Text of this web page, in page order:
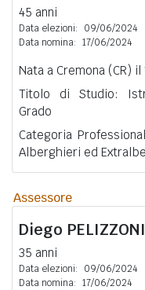
45 anni
Data elezioni:
09/06/2024
Data nomina: 17/06/2024
Nata a Cremona (CR) il
Titolo di Studio:
Grado
Categoria
Alberghieri ed
Assessore
Diego PELIZZONI
35 anni
Data elezioni:
09/06/2024
Data nomina: 17/06/2024